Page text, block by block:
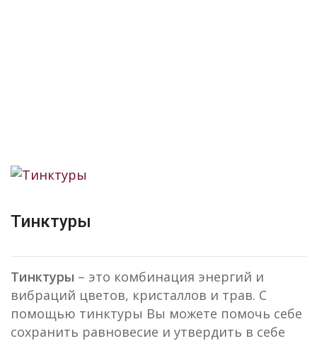
Тинктуры
Тинктуры – это комбинация энергий и
вибраций цветов, кристаллов и трав. С
помощью тинктуры Вы можете помочь себе
сохранить равновесие и утвердить в себе